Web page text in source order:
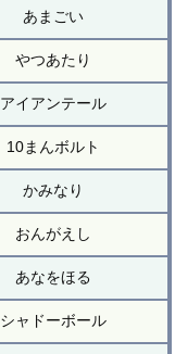
あまごい
やつあたり
アイアンテール
10まんボルト
かみなり
おんがえし
あなをほる
シャドーボール